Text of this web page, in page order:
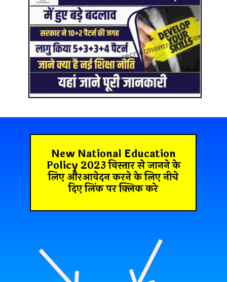
New National Education
Policy 2023 विस्तार से जानने के
लिए औरआवेदन करने के लिए नीचे
दिए लिंक पर क्लिक करे